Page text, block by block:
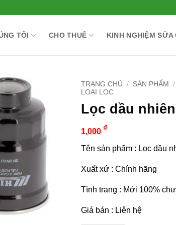
TÔI CHO THUÊ KINH NGHIỆM SỬA
TRANG CHỦ / SẢN PHẨM /
LOẠI LỌC
Lọc dầu
1,000 ₫
Tên sản phẩm : Lọc dầu
Xuất xứ : Chính hãng
Tình trạng : Mới 100%
Giá bán : Liên hệ